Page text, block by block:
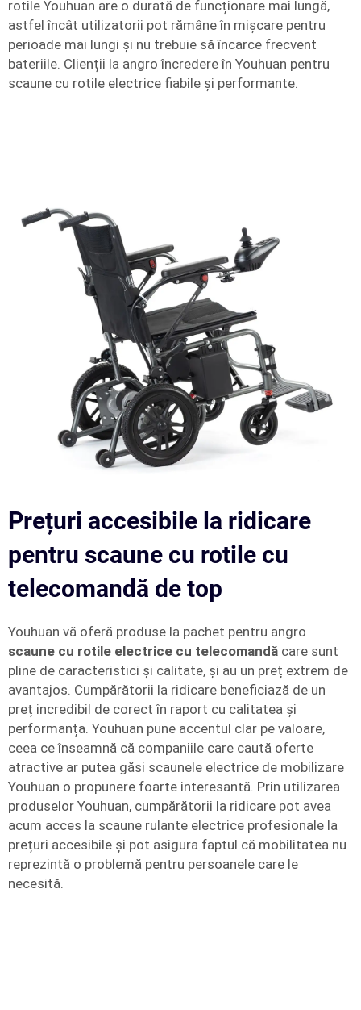
rotile Youhuan are o durată de funcționare mai lungă,
astfel încât utilizatorii pot rămâne în mișcare pentru
perioade mai lungi și nu trebuie să încarce frecvent
bateriile. Clienții la angro încredere în Youhuan pentru
scaune cu rotile electrice fiabile și performante.
Prețuri accesibile la ridicare
pentru scaune cu rotile cu
telecomandă de top
Youhuan vă oferă produse la pachet pentru angro
scaune cu rotile electrice cu telecomandă care sunt
pline de caracteristici și calitate, și au un preț extrem de
avantajos. Cumpărătorii la ridicare beneficiază de un
preț incredibil de corect în raport cu calitatea și
performanța. Youhuan pune accentul clar pe valoare,
ceea ce înseamnă că companiile care caută oferte
atractive ar putea găsi scaunele electrice de mobilizare
Youhuan o propunere foarte interesantă. Prin utilizarea
produselor Youhuan, cumpărătorii la ridicare pot avea
acum acces la scaune rulante electrice profesionale la
prețuri accesibile și pot asigura faptul că mobilitatea nu
reprezintă o problemă pentru persoanele care le
necesită.